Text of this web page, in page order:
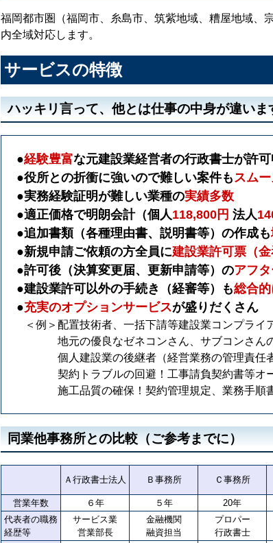
福岡都市圏（福岡市、糸島市、筑紫地域、糟屋地域、
内全域対応します。
サービスの特徴
ハッキリ言って、他とは仕事の中身が違いま
●経験豊富な元建設業経営者の行政書士が許
●役所との折衝に強いので難しい案件もスム
●実務経験証明が難しい業種の実績多数
●適正価格で明朗会計（個人118,800円 法人
●追加書類（各種理由書、説明書等）の作成も
●新規申請ご依頼の方全員に建設業許可票（
●許可後（決算変更届、更新申請等）のアフ
●建設業許可以外の手続き（経審等）も総合
●充実のオプションサービスが盛りだくさん
＜例＞配置技術者、一括下請等建設業コンプライ
地元の優良なゼネコンさん、サブコンさん
個人建設業の後継者（経営業務の管理責任
契約トラブルの回避！工事請負契約書等オ
施工品質の確保！契約管理規定、業務手順
同業他事務所との比較（ご参考までに）
Ａ行政書士法人 Ｂ事務所 Ｃ事務所
営業年数
６年 ５年 20年
代表者の職務
経歴等
サービス業
営業部長
金融機関
融資担当
プロパー
行政書士